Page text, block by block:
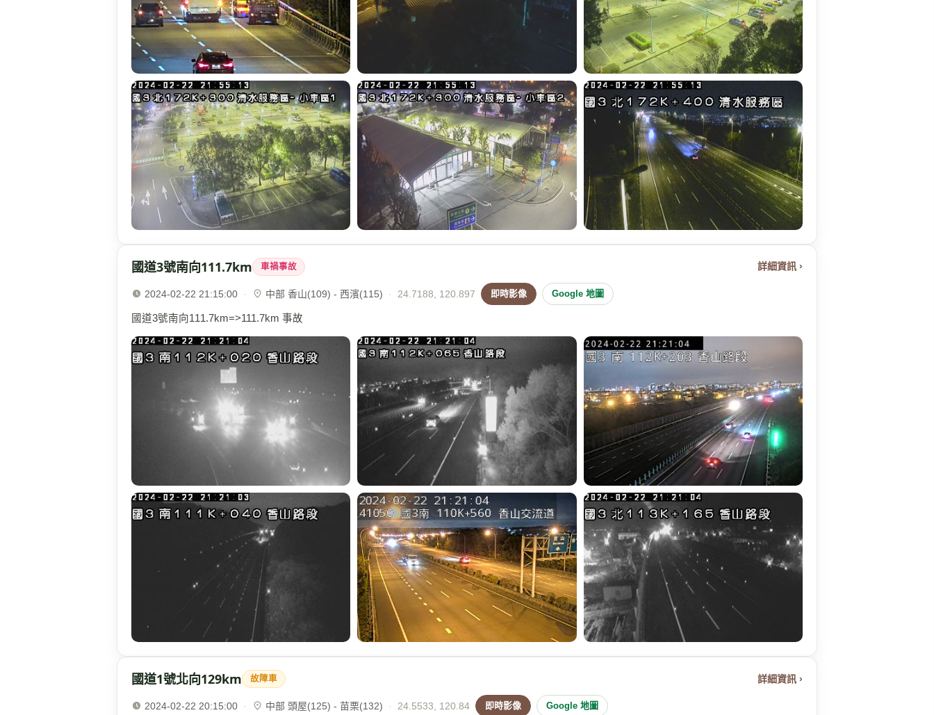
國道3號南向111.7km 車禍事故 詳細資訊 ›
2024-02-22 21:15:00 · 中部 香山(109) - 西濱(115) · 24.7188, 120.897 即時影像 Google 地圖
國道3號南向111.7km=>111.7km 事故
國道1號北向129km 故障車 詳細資訊 ›
2024-02-22 20:15:00 · 中部 頭屋(125) - 苗栗(132) · 24.5533, 120.84 即時影像 Google 地圖